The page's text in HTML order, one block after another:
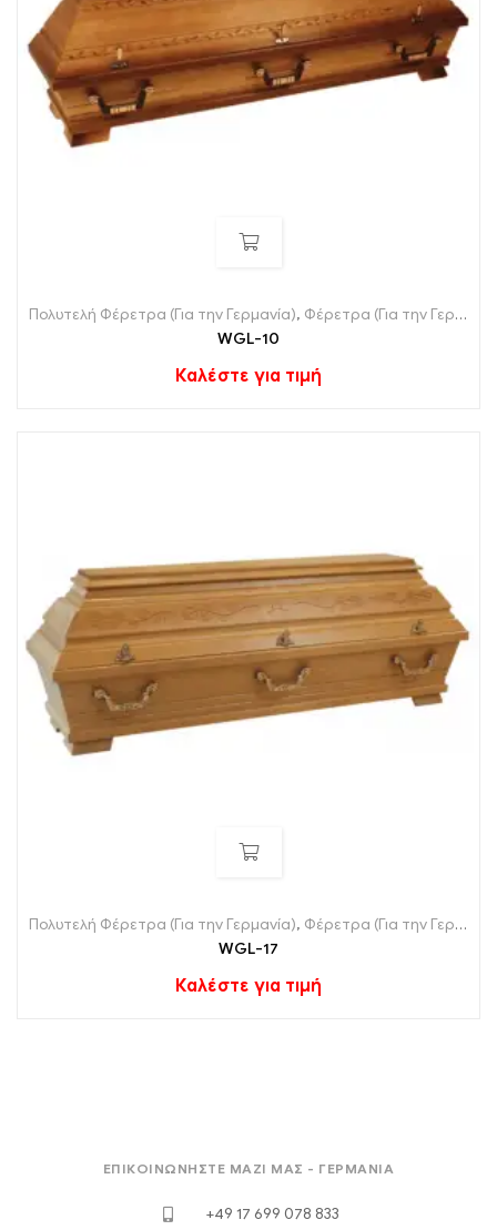
Πολυτελή Φέρετρα (Για την Γερμανία), Φέρετρα (Για την Γερμανία)
WGL-10
Καλέστε για τιμή
Πολυτελή Φέρετρα (Για την Γερμανία), Φέρετρα (Για την Γερμανία)
WGL-17
Καλέστε για τιμή
ΕΠΙΚΟΙΝΩΝΉΣΤΕ ΜΑΖΊ ΜΑΣ - ΓΕΡΜΑΝΊΑ
+49 17 699 078 833